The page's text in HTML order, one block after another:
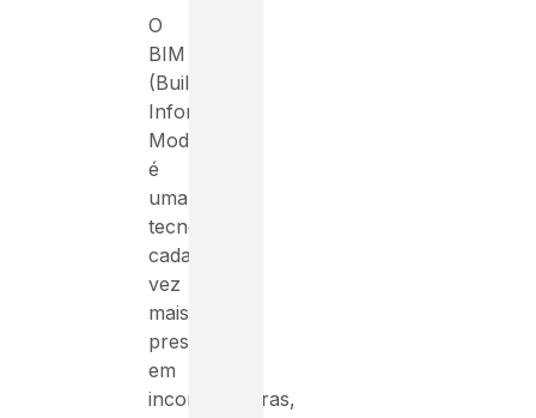
O
BIM
(Building
Information
Modeling)
é
uma
tecnologia
cada
vez
mais
presente
em
incorporadoras,